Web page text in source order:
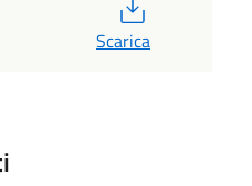
Scarica